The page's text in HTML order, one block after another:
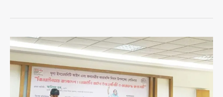
কোটা
ইস্যুতে
আদালতকে
পাশ
কাটিয়ে